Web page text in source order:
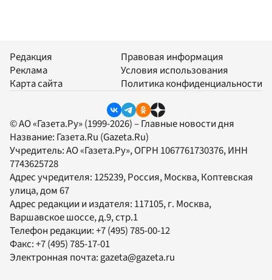
Редакция
Реклама
Карта сайта
Правовая информация
Условия использования
Политика конфиденциальности
© АО «Газета.Ру» (1999-2026) – Главные новости дня
Название: Газета.Ru (Gazeta.Ru)
Учредитель:АО «Газета.Ру», ОГРН 1067761730376, ИНН
7743625728
Адрес учредителя: 125239, Россия, Москва, Коптевская
улица, дом 67
Адрес редакции и издателя: 117105, г. Москва,
Варшавское шоссе, д.9, стр.1
Телефон редакции:+7 (495) 785-00-12
Факс:+7 (495) 785-17-01
Электронная почта: gazeta@gazeta.ru